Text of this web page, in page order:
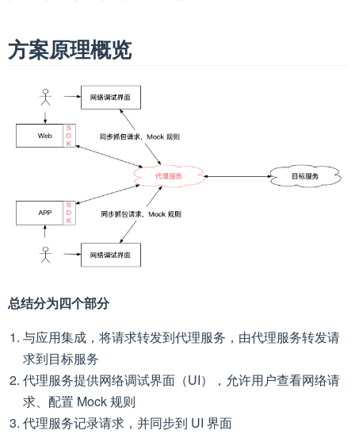
方案原理概览
总结分为四个部分
与应用集成，将请求转发到代理服务，由代理服务转发请
求到目标服务
代理服务提供网络调试界面（UI），允许用户查看网络请
求、配置 Mock 规则
代理服务记录请求，并同步到 UI 界面